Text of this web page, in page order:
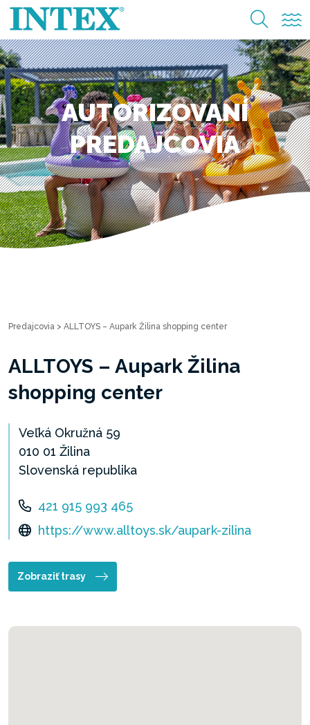
AUTORIZOVANÍ
PREDAJCOVIA
Predajcovia > ALLTOYS – Aupark Žilina shopping center
ALLTOYS – Aupark Žilina
shopping center
Veľká Okružná 59
010 01 Žilina
Slovenská republika
421 915 993 465
https://www.alltoys.sk/aupark-zilina
Zobraziť trasy